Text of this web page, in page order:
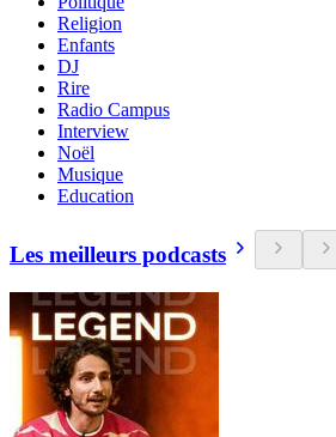
Religion
Enfants
DJ
Rire
Radio Campus
Interview
Noël
Musique
Education
Les meilleurs podcasts